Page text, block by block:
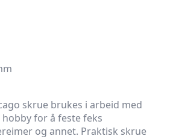
skrue brukes i arbeid med
for å feste feks
og annet. Praktisk skrue